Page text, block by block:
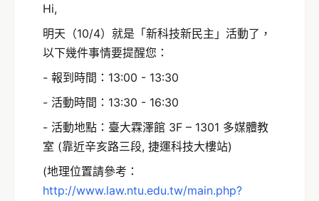
Hi,
明天（10/4）就是「新科技新民主」活動了，
以下幾件事情要提醒您：
- 報到時間：13:00 - 13:30
- 活動時間：13:30 - 16:30
- 活動地點：臺大霖澤館 3F – 1301 多媒體教
室 (靠近辛亥路三段, 捷運科技大樓站)
(地理位置請參考：
http://www.law.ntu.edu.tw/main.php?